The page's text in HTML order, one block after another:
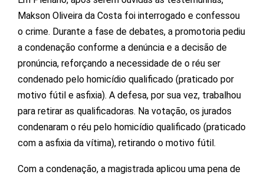
Makson Oliveira da Costa foi interrogado e confessou
o crime. Durante a fase de debates, a promotoria pediu
a condenação conforme a denúncia e a decisão de
pronúncia, reforçando a necessidade de o réu ser
condenado pelo homicídio qualificado (praticado por
motivo fútil e asfixia). A defesa, por sua vez, trabalhou
para retirar as qualificadoras. Na votação, os jurados
condenaram o réu pelo homicídio qualificado (praticado
com a asfixia da vítima), retirando o motivo fútil.
Com a condenação, a magistrada aplicou uma pena de